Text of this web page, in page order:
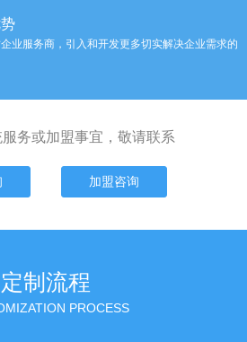
业服务商，引入和开发更多切实解决企业需求的
务或加盟事宜，敬请联系
加盟咨询
定制流程
PROCESS